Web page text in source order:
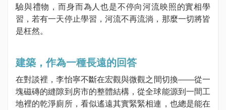
驗與禮物，而身而為人也是不停向河流映照的實相學
習，若有一天停止學習，河流不再流淌，那麼一切將皆
是枉然。
建築，作為一種長遠的回答
在對談裡，李怡寧不斷在宏觀與微觀之間切換——從一
塊磁磚的縫隙到房市的整體結構，從全球能源到一間工
地裡的乾淨廁所，看似遙遠其實緊緊相連，也總是能在